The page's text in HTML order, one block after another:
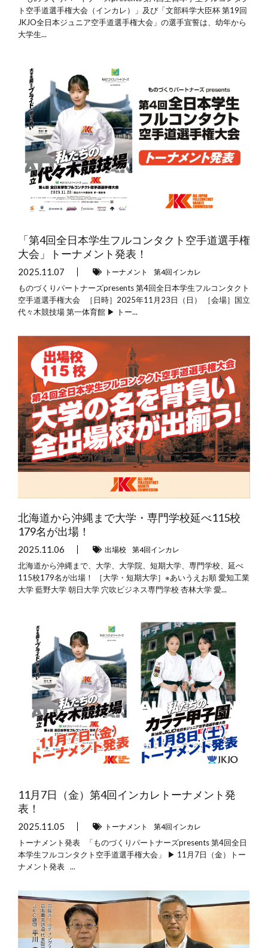
ト空手道選手権大会（インカレ）」及び「文部科学大臣杯 第19回
JKJO全日本ジュニア空手道選手権大会」の選手宣誓は、幼年から
大学生...
「第4回全日本学生フルコンタクト空手道選手権
大会」トーナメント発表！
2025.11.07 トーナメント 第4回インカレ
ものづくりパートナーズpresents 第4回全日本学生フルコンタクト
空手道選手権大会 ［日時］2025年11月23日（日） ［会場］国立
代々木競技場 第一体育館 ▶ トー...
北海道から沖縄まで大学・専門学校延べ115校
179名が出場！
2025.11.06 出場校 第4回インカレ
北海道から沖縄まで、大学、大学院、短期大学、専門学校、延べ
115校179名が出場！ ［大学・短期大学］※あいうえお順 愛知工業
大学 藍野大学 朝日大学 穴吹ビジネス専門学校 杏林大学 愛...
11月7日（金）第4回インカレトーナメント発
表！
2025.11.05 トーナメント 第4回インカレ
トーナメント発表 「ものづくりパートナーズpresents 第4回全日
本学生フルコンタクト空手道選手権大会」 ▶ 11月7日（金）トー
ナメント発表 ...